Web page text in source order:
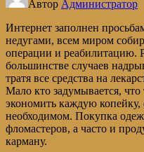
Автор Администратор
Интернет заполнен
недугами, всем миром
операции и реабилитацию.
большинстве случаев
тратя все средства на
Мало кто задумывается,
экономить каждую копейку,
необходимом. Покупка
фломастеров, а часто и
карману.